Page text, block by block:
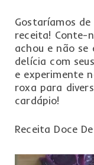
Gostaríamos
receita! Conte-
achou e não se
delícia com
e experimente
roxa para
cardápio!
Receita Doce